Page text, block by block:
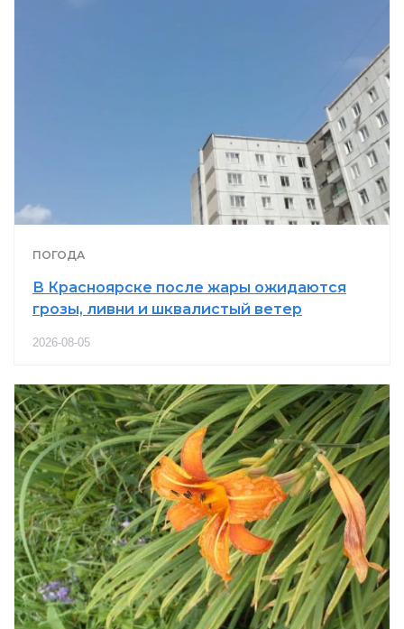
ПОГОДА
В Красноярске после жары ожидаются
грозы, ливни и шквалистый ветер
2026-08-05